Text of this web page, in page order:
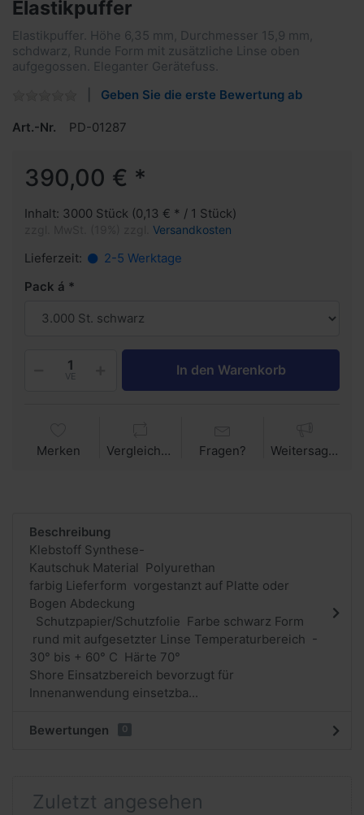
Elastikpuffer
Elastikpuffer. Höhe 6,35 mm, Durchmesser 15,9 mm,
schdwarz, Runde Form mit zusätzliche Linse oben
aufgegossen. Eleganter Gerätefuss.
Geben Sie die erste Bewertung ab
Art.-Nr. PD-01287
390,00 € *
Inhalt: 3000 Stück (0,13 € * / 1 Stück)
Versandkosten
Lieferzeit:
2-5 Werktage
Pack á
VE In den Warenkorb
Merken Vergleichen Fragen? Weitersagen
Beschreibung
Klebstoff Synthese-
Kautschuk Material Polyurethan
farbig Lieferform vorgestanzt auf Platte oder
Bogen Abdeckung
Schutzpapier/Schutzfolie Farbe schwarz Form
rund mit aufgesetzter Linse Temperaturbereich -
30° bis + 60° C Härte 70°
Shore Einsatzbereich bevorzugt für
Innenanwendung einsetzba...
Bewertungen 0
Zuletzt angesehen